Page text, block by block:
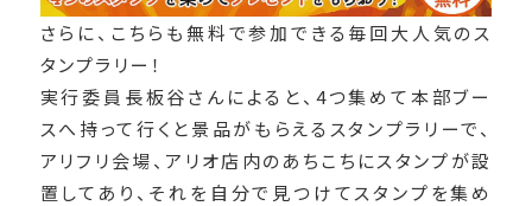
さらに、こちらも無料で参加できる毎回大人気のス
タンプラリー！
実行委員長板谷さんによると、 4つ集めて本部ブー
スへ持って行くと景品がもらえるスタンプラリーで、
アリフリ会場、アリオ店内のあちこちにスタンプが設
置してあり、それを自分で見つけてスタンプを集め